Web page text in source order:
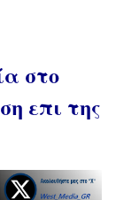
στο
επι της